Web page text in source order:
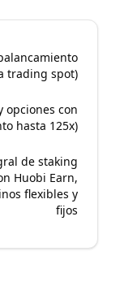
trading spot)
opciones con
hasta 125x)
de staking
Huobi Earn,
flexibles y
fijos